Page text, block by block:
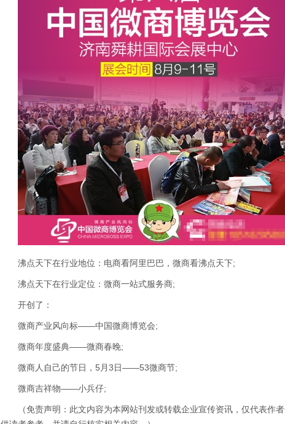
沸点天下在行业地位：电商看阿里巴巴，微商看沸点天下;
沸点天下在行业定位：微商一站式服务商;
开创了：
微商产业风向标——中国微商博览会;
微商年度盛典——微商春晚;
微商人自己的节日，5月3日——53微商节;
微商吉祥物——小兵仔;
（免责声明：此文内容为本网站刊发或转载企业宣传资讯，仅代表作者